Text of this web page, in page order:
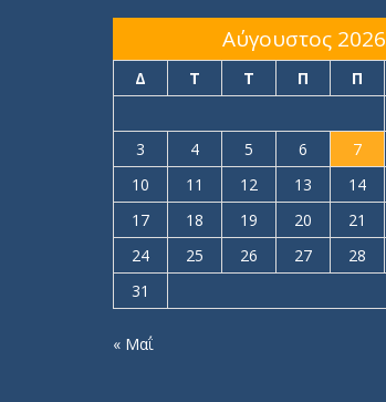
Αύγουστος 2026
Δ Τ Τ Π Π
3
4 5 6 7
10
11 12 13 14
17
18 19 20 21
24
25 26 27 28
31
« Μαΐ